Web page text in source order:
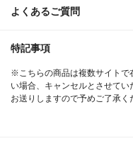
よくあるご質問
特記事項
※こちらの商品は複数サイトで
い場合、キャンセルとさせて
お送りしますので予めご了承く